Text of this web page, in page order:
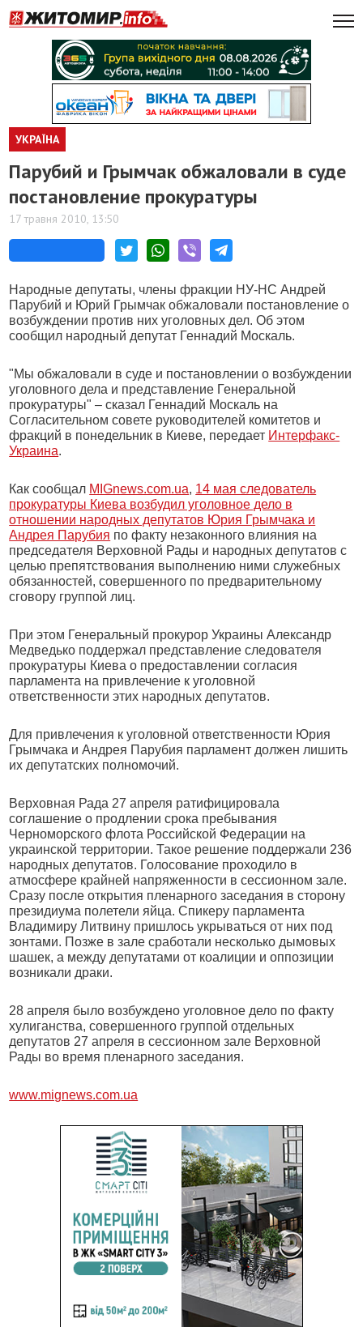
УКРАЇНА
Парубий и Грымчак обжаловали в суде
постановление прокуратуры
17 травня 2010, 13:50
Народные депутаты, члены фракции НУ-НС Андрей
Парубий и Юрий Грымчак обжаловали постановление о
возбуждении против них уголовных дел. Об этом
сообщил народный депутат Геннадий Москаль.
"Мы обжаловали в суде и постановлении о возбуждении
уголовного дела и представление Генеральной
прокуратуры" – сказал Геннадий Москаль на
Согласительном совете руководителей комитетов и
фракций в понедельник в Киеве, передает Интерфакс-
Украина.
Как сообщал MIGnews.com.ua, 14 мая следователь
прокуратуры Киева возбудил уголовное дело в
отношении народных депутатов Юрия Грымчака и
Андрея Парубия по факту незаконного влияния на
председателя Верховной Рады и народных депутатов с
целью препятствования выполнению ними служебных
обязанностей, совершенного по предварительному
сговору группой лиц.
При этом Генеральный прокурор Украины Александр
Медведько поддержал представление следователя
прокуратуры Киева о предоставлении согласия
парламента на привлечение к уголовной
ответственности этих народных депутатов.
Для привлечения к уголовной ответственности Юрия
Грымчака и Андрея Парубия парламент должен лишить
их депутатских полномочий.
Верховная Рада 27 апреля ратифицировала
соглашение о продлении срока пребывания
Черноморского флота Российской Федерации на
украинской территории. Такое решение поддержали 236
народных депутатов. Голосование проходило в
атмосфере крайней напряженности в сессионном зале.
Сразу после открытия пленарного заседания в сторону
президиума полетели яйца. Спикеру парламента
Владимиру Литвину пришлось укрываться от них под
зонтами. Позже в зале сработали несколько дымовых
шашек, а между депутатами от коалиции и оппозиции
возникали драки.
28 апреля было возбуждено уголовное дело по факту
хулиганства, совершенного группой отдельных
депутатов 27 апреля в сессионном зале Верховной
Рады во время пленарного заседания.
www.mignews.com.ua